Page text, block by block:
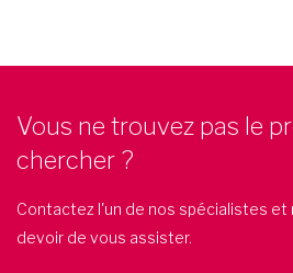
Vous ne trouvez pas le
chercher ?
Contactez l'un de nos spécialistes et
devoir de vous assister.